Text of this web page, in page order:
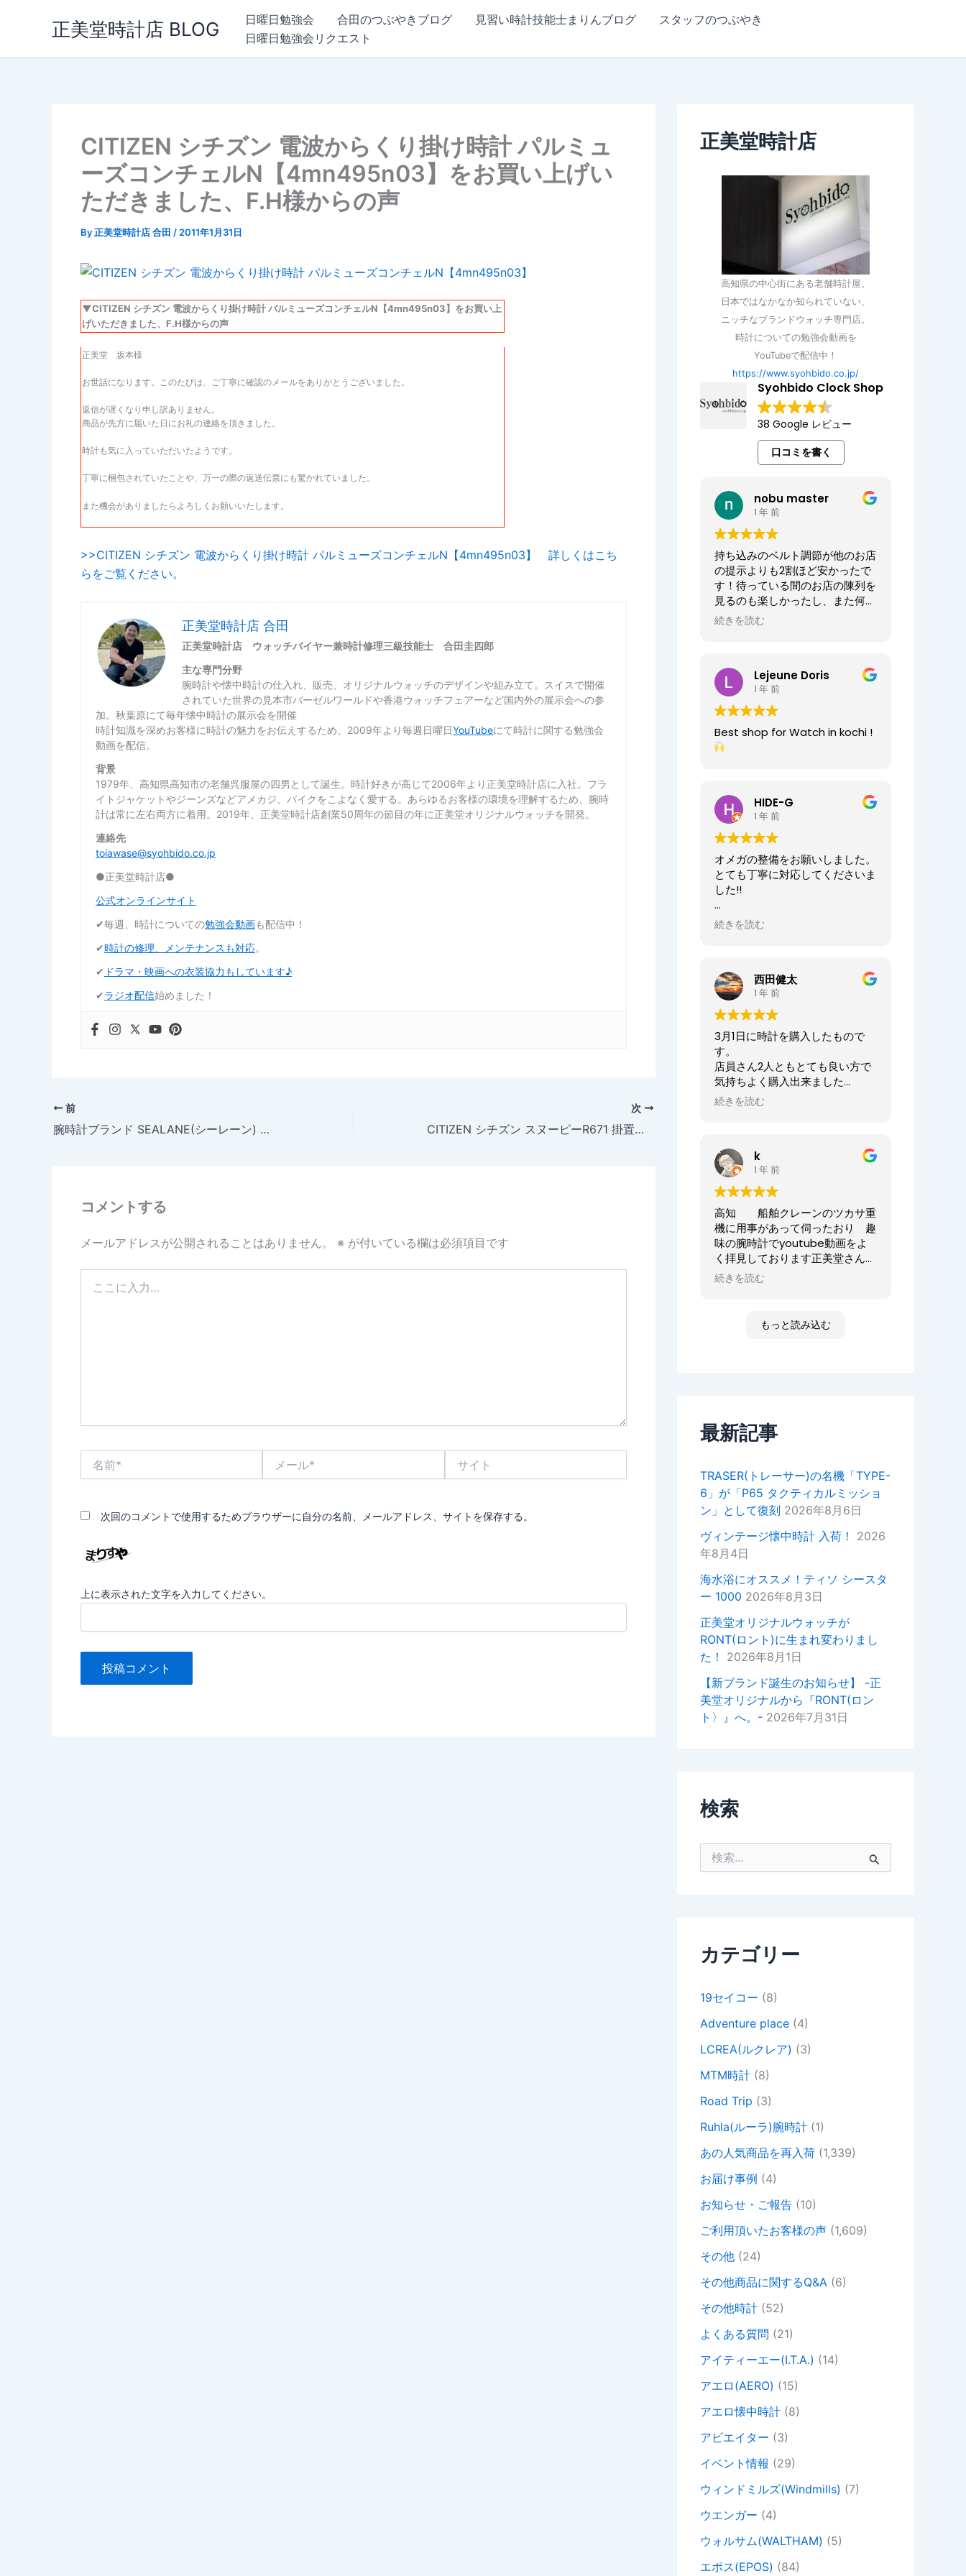
正美堂時計店 BLOG 日曜日勉強会 合田のつぶやきブログ 見習い時計技能士まりんブログ
スタッフのつぶやき
日曜日勉強会リクエスト
CITIZEN シチズン 電波からくり掛け時計 パルミュ
ーズコンチェルN【4mn495n03】をお買い上げい
ただきました、F.H様からの声
By正美堂時計店 合田 / 2011年1月31日
▼CITIZEN シチズン 電波からくり掛け時計 パルミューズコンチェルN【4mn495n03】をお買い上
げいただきました、F.H様からの声
正美堂 坂本様
お世話になります。このたびは、ご丁寧に確認のメールをありがとうございました。
返信が遅くなり申し訳ありません。
商品が先方に届いた日にお礼の連絡を頂きました。
時計も気に入っていただいたようです。
丁寧に梱包されていたことや、万一の際の返送伝票にも驚かれていました。
また機会がありましたらよろしくお願いいたします。
>>CITIZEN シチズン 電波からくり掛け時計 パルミューズコンチェルN【4mn495n03】 詳しくはこち
らをご覧ください。
正美堂時計店 合田
正美堂時計店 ウォッチバイヤー兼時計修理三級技能士 合田圭四郎
主な専門分野
腕時計や懐中時計の仕入れ、販売、オリジナルウォッチのデザインや組み立て。スイスで開催
されていた世界の見本市バーゼルワールドや香港ウォッチフェアーなど国内外の展示会への参
加。秋葉原にて毎年懐中時計の展示会を開催
時計知識を深めお客様に時計の魅力をお伝えするため、2009年より毎週日曜日YouTubeにて時計に関する勉強会
動画を配信。
背景
1979年、高知県高知市の老舗呉服屋の四男として誕生。時計好きが高じて2006年より正美堂時計店に入社。フラ
イトジャケットやジーンズなどアメカジ、バイクをこよなく愛する。あらゆるお客様の環境を理解するため、腕時
計は常に左右両方に着用。2019年、正美堂時計店創業50周年の節目の年に正美堂オリジナルウォッチを開発。
連絡先
toiawase@syohbido.co.jp
●正美堂時計店●
公式オンラインサイト
✔︎毎週、時計についての勉強会動画も配信中！
✔︎時計の修理、メンテナンスも対応。
✔︎ ドラマ・映画への衣装協力もしています♪
✔︎ラジオ配信始めました！
前
腕時計ブランド SEALANE(シーレーン) 始めました。
次
CITIZEN シチズン スヌーピーR671 掛置き兼用防水クロック ホワイト 【4KG671-M03】をお買い上げいただきました、ぴー(30～40歳)様からの声
コメントする
メールアドレスが公開されることはありません。 ※ が付いている欄は必須項目です
次回のコメントで使用するためブラウザーに自分の名前、メールアドレス、サイトを保存する。
上に表示された文字を入力してください。
正美堂時計店
高知県の中心街にある老舗時計屋。
日本ではなかなか知られていない、
ニッチなブランドウォッチ専門店。
時計についての勉強会動画を
YouTubeで配信中！
https://www.syohbido.co.jp/
Syohbido Clock Shop
38 Google レビュー
口コミを書く
nobu master
1 年 前
持ち込みのベルト調節が他のお店
の提示よりも2割ほど安かったで
す！待っている間のお店の陳列を
見るのも楽しかったし、また何か
あればお願いしたいお店でした。
た。店員の方が親切なのに加え、
時計がお好きなのが伝わってきま
すし、寄り添った接客をしてくれ
ましたので、買い物が気持ちよく
できました。また、おすすめ通り
交換したベルトもガラッと雰囲気
と仕事がマッチしたご商売は人の
心を豊かにするんだなぁと感じ入
りました。ありがとうございま
す。
オーナーからの返信
先日はベルト調整のご依頼誠にあ
店内も楽しんでいただけて何より
でございます。
ませ。
続きを読む
Lejeune Doris
1 年 前
Best shop for Watch in kochi !
HIDE-G
1 年 前
オメガの整備をお願いしました。
とても丁寧に対応してくださいま
した!!
オーナーからの返信
HIDE-G様
正美堂時計店でございます。
この度は大切な時計の修理をお任
せいただき誠にありがとうござい
ます。
また、嬉しい口コミも誠にありが
とうございます！！
何度も来ていただき申し訳ござい
ませんでした。
ル等、永くお付き合いいただけま
すと幸いです。
どうぞよろしくお願いいたしま
す。
正美堂時計店スタッフ
続きを読む
西田健太
1 年 前
3月1日に時計を購入したもので
す。
店員さん2人ともとても良い方で
気持ちよく購入出来ました
ありがとうございました
この度は数ある時計店の中から当
店へご来店いただき誠にありがと
うございました。
また、嬉しいまで、誠に口コミい
ただきありがとうございます。
大切な時計選びにお立ち会いでき
てとても嬉しかったです
またベルトのサイズが合わなくな
正美堂スタッフ
続きを読む
k
1 年 前
高知 船舶クレーンのツカサ重
機に用事があって伺ったおり 趣
味の腕時計でyoutube動画をよ
く拝見しております正美堂さん
へ 冷やかしで伺ってしまいまし
た ゴメンなさい 小心者ですか
な時間でした
高知 あと何回伺う事があるだ
セイコーのオートクォーツ 褒め
てもらえた！
オーナーからの返信
k様
この度は嬉しい評価をいただき誠
にありがとうございます。
YouTubeの動画もご覧いただい
ているとのことで、スタッフ一同
大変嬉しい気持ちでございます。
次お越しの際はぜひお話しさせて
いただきたいので宜しければお声
掛けいただけると幸いでございま
す。
今後ともどうぞよろしくお願いい
たします。
正美堂時計店スタッフ
続きを読む
もっと読み込む
最新記事
TRASER(トレーサー)の名機「TYPE-
6」が「P65 タクティカルミッショ
ン」として復刻 2026年8月6日
ヴィンテージ懐中時計 入荷！
2026
年8月4日
海水浴にオススメ！ティソ シースタ
ー 1000 2026年8月3日
正美堂オリジナルウォッチが
RONT(ロント)に生まれ変わりまし
た！
2026年8月1日
【新ブランド誕生のお知らせ】 -正
美堂オリジナルから『RONT(ロン
ト〉』へ。- 2026年7月31日
検索
カテゴリー
19セイコー (8)
Adventure place (4)
LCREA(ルクレア) (3)
MTM時計 (8)
Road Trip (3)
Ruhla(ルーラ)腕時計 (1)
あの人気商品を再入荷 (1,339)
お届け事例 (4)
お知らせ・ご報告 (10)
ご利用頂いたお客様の声 (1,609)
その他 (24)
その他商品に関するQ&A (6)
その他時計 (52)
よくある質問 (21)
アイティーエー(I.T.A.) (14)
アエロ(AERO) (15)
アエロ懐中時計 (8)
アビエイター (3)
イベント情報 (29)
ウィンドミルズ(Windmills) (7)
ウエンガー (4)
ウォルサム(WALTHAM) (5)
エポス(EPOS) (84)